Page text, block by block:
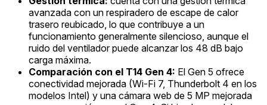
avanzada con un respiradero de escape de calor
trasero reubicado, lo que contribuye a un
funcionamiento generalmente silencioso, aunque el
ruido del ventilador puede alcanzar los 48 dB bajo
carga máxima.
Comparación con el T14 Gen 4: El Gen 5 ofrece
conectividad mejorada (Wi-Fi 7, Thunderbolt 4 en los
modelos Intel) y una cámara web de 5 MP mejorada